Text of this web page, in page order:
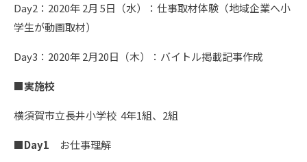
Day2：2020年 2月 5日（水）：仕事取材体験（地域企業へ小
学生が動画取材）
Day3：2020年 2月20日（木）：バイトル掲載記事作成
■実施校
横須賀市立長井小学校 4年1組、2組
■Day1 お仕事理解